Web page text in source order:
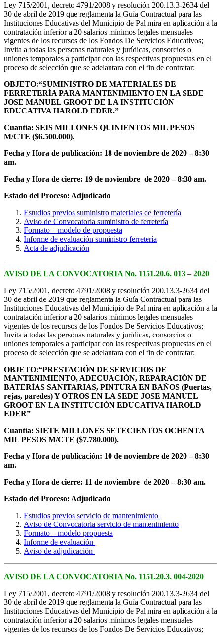
Ley 715/2001, decreto 4791/2008 y resolución 200.13.3-2634 del
30 de abril de 2019 que reglamenta la Guía Contractual para las
Instituciones Educativas del Municipio de Pal mira en aplicación a la
contratación inferior a 20 salarios mínimos legales mensuales
vigentes de los recursos de los Fondos De Servicios Educativos;
Invita a todas las personas naturales y jurídicas, consorcios o
uniones temporales a participar con las respectivas propuestas en el
proceso de selección que se adelantara con el fin de contratar:
OBJETO:“SUMINISTRO DE MATERIALES DE
FERRETERÍA PARA MANTENIMIENTO EN LA SEDE
JOSE MANUEL GROOT DE LA INSTITUCIÓN
EDUCATIVA HAROLD EDER.”
Cuantía: SEIS MILLONES QUINIENTOS MIL PESOS
M/CTE ($6.500.000).
Fecha y Hora de publicación: 18 de noviembre de 2020 – 8:30
am.
Fecha y Hora de cierre: 19 de noviembre de 2020 – 8:30 am.
Estado del Proceso: Adjudicado
Estudios previos suministro materiales de ferretería
Aviso de Convocatoria suministro de ferretería
Formato – modelo de propuesta
Informe de evaluación suministro ferretería
Acta de adjudicación
AVISO DE LA CONVOCATORIA No. 1151.20.6. 013 – 2020
Ley 715/2001, decreto 4791/2008 y resolución 200.13.3-2634 del
30 de abril de 2019 que reglamenta la Guía Contractual para las
Instituciones Educativas del Municipio de Pal mira en aplicación a la
contratación inferior a 20 salarios mínimos legales mensuales
vigentes de los recursos de los Fondos De Servicios Educativos;
Invita a todas las personas naturales y jurídicas, consorcios o
uniones temporales a participar con las respectivas propuestas en el
proceso de selección que se adelantara con el fin de contratar:
OBJETO:“PRESTACIÓN DE SERVICIOS DE
MANTENIMIENTO, ADECUACIÓN, REPARACIÓN DE
BATERÍAS SANITARIAS, PINTURA EN BAÑOS (Puertas,
rejas, paredes) Y OTROS EN LA SEDE JOSE MANUEL
GROOT EN LA INSTITUCIÓN EDUCATIVA HAROLD
EDER”
Cuantía: SIETE MILLONES SETECIENTOS OCHENTA
MIL PESOS M/CTE ($7.780.000).
Fecha y Hora de publicación: 10 de noviembre de 2020 – 8:30
am.
Fecha y Hora de cierre: 11 de noviembre de 2020 – 8:30 am.
Estado del Proceso: Adjudicado
Estudios previos servicio de mantenimiento
Aviso de Convocatoria servicio de mantenimiento
Formato – modelo propuesta
Informe de evaluación
Aviso de adjudicación
AVISO DE LA CONVOCATORIA No. 1151.20.3. 004-2020
Ley 715/2001, decreto 4791/2008 y resolución 200.13.3-2634 del
30 de abril de 2019 que reglamenta la Guía Contractual para las
Instituciones Educativas del Municipio de Pal mira en aplicación a la
contratación inferior a 20 salarios mínimos legales mensuales
vigentes de los recursos de los Fondos De Servicios Educativos;